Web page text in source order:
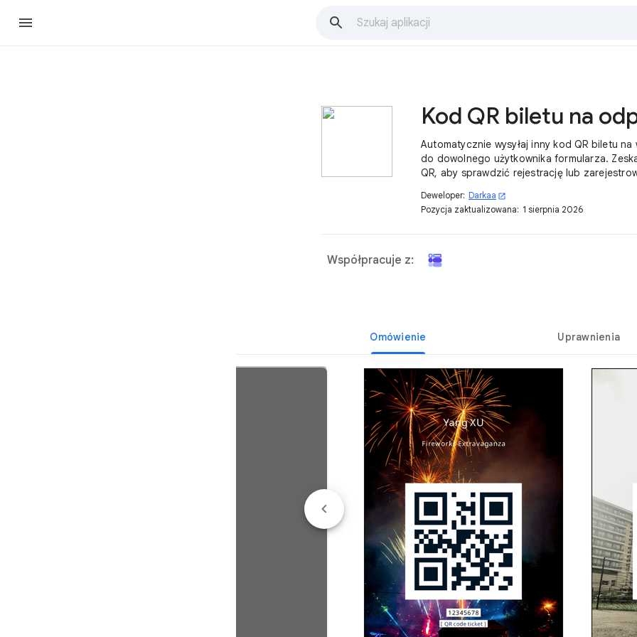
Automatycznie wysyłaj inny kod QR biletu na
do dowolnego użytkownika formularza.
QR, aby sprawdzić rejestrację lub
Deweloper: Darkaa open_in_new
Pozycja zaktualizowana: 1 sierpnia 2026
Współpracuje z:
Omówienie Uprawnienia